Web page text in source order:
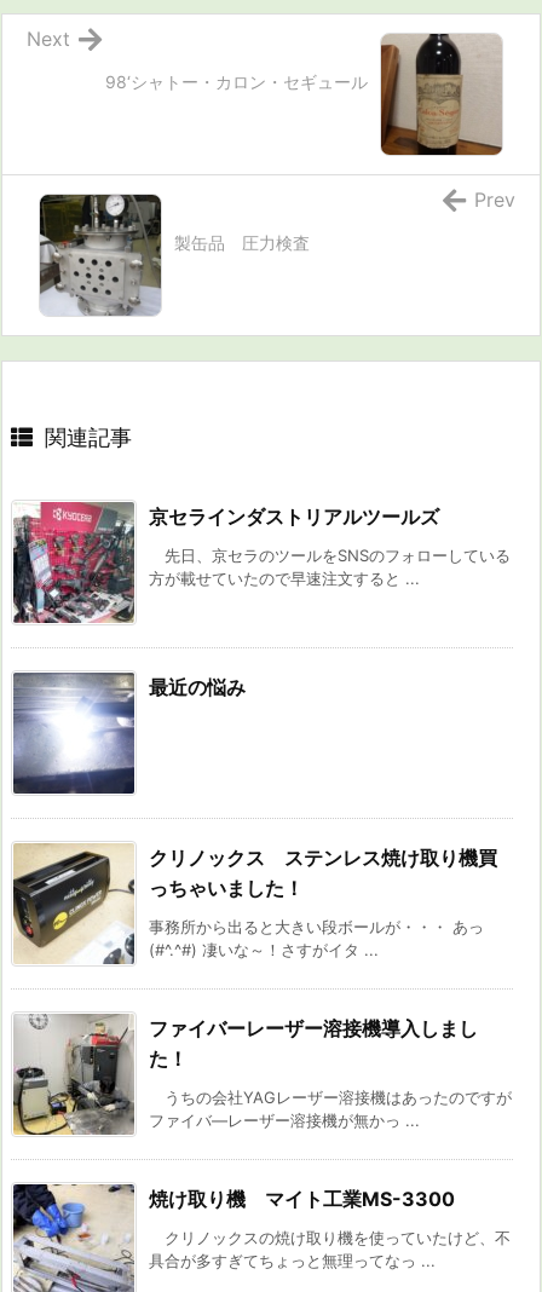
98‘シャトー・カロン・セギュール
Next
製缶品 圧力検査
Prev
関連記事
京セラインダストリアルツールズ
先日、京セラのツールをSNSのフォローしている
方が載せていたので早速注文すると ...
最近の悩み
クリノックス ステンレス焼け取り機買
っちゃいました！
事務所から出ると大きい段ボールが・・・ あっ
(#^.^#) 凄いな～！さすがイタ ...
ファイバーレーザー溶接機導入しまし
た！
うちの会社YAGレーザー溶接機はあったのですが
ファイバ―レーザー溶接機が無かっ ...
焼け取り機 マイト工業MS-3300
クリノックスの焼け取り機を使っていたけど、不
具合が多すぎてちょっと無理ってなっ ...